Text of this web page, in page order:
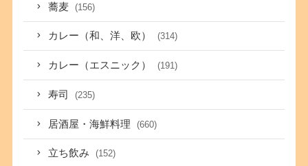
蕎麦 (156)
カレー（和、洋、欧） (314)
カレー（エスニック） (191)
寿司 (235)
居酒屋・海鮮料理 (660)
立ち飲み (152)